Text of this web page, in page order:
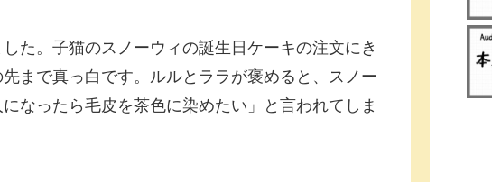
た。子猫のスノーウィの誕生日ケーキの注文にき
まで真っ白です。ルルとララが褒めると、スノー
なったら毛皮を茶色に染めたい」と言われてしま